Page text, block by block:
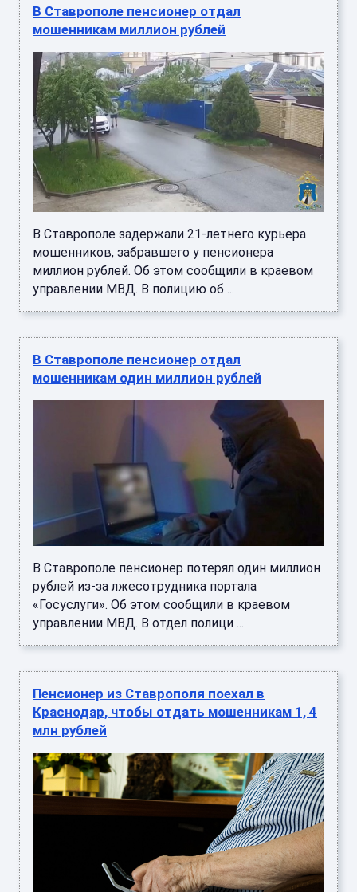
В Ставрополе пенсионер отдал
мошенникам миллион рублей
В Ставрополе задержали 21-летнего курьера
мошенников, забравшего у пенсионера
миллион рублей. Об этом сообщили в краевом
управлении МВД. В полицию об ...
В Ставрополе пенсионер отдал
мошенникам один миллион рублей
В Ставрополе пенсионер потерял один миллион
рублей из-за лжесотрудника портала
«Госуслуги». Об этом сообщили в краевом
управлении МВД. В отдел полици ...
Пенсионер из Ставрополя поехал в
Краснодар, чтобы отдать мошенникам 1, 4
млн рублей